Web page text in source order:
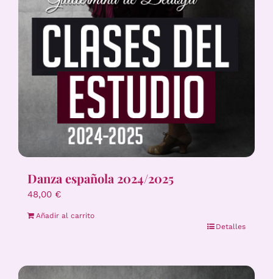
Danza española 2024/2025
48,00 €
Añadir al carrito
Detalles